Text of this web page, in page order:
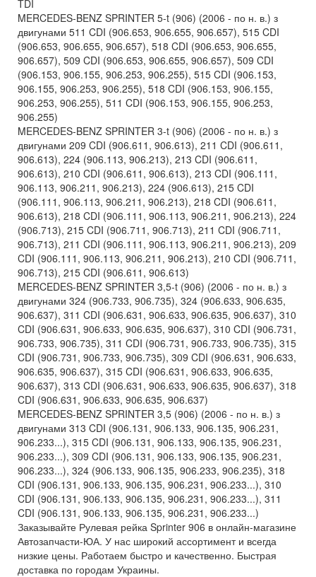
TDI
MERCEDES-BENZ SPRINTER 5-t (906) (2006 - по н. в.) з
двигунами 511 CDI (906.653, 906.655, 906.657), 515 CDI
(906.653, 906.655, 906.657), 518 CDI (906.653, 906.655,
906.657), 509 CDI (906.653, 906.655, 906.657), 509 CDI
(906.153, 906.155, 906.253, 906.255), 515 CDI (906.153,
906.155, 906.253, 906.255), 518 CDI (906.153, 906.155,
906.253, 906.255), 511 CDI (906.153, 906.155, 906.253,
906.255)
MERCEDES-BENZ SPRINTER 3-t (906) (2006 - по н. в.) з
двигунами 209 CDI (906.611, 906.613), 211 CDI (906.611,
906.613), 224 (906.113, 906.213), 213 CDI (906.611,
906.613), 210 CDI (906.611, 906.613), 213 CDI (906.111,
906.113, 906.211, 906.213), 224 (906.613), 215 CDI
(906.111, 906.113, 906.211, 906.213), 218 CDI (906.611,
906.613), 218 CDI (906.111, 906.113, 906.211, 906.213), 224
(906.713), 215 CDI (906.711, 906.713), 211 CDI (906.711,
906.713), 211 CDI (906.111, 906.113, 906.211, 906.213), 209
CDI (906.111, 906.113, 906.211, 906.213), 210 CDI (906.711,
906.713), 215 CDI (906.611, 906.613)
MERCEDES-BENZ SPRINTER 3,5-t (906) (2006 - по н. в.) з
двигунами 324 (906.733, 906.735), 324 (906.633, 906.635,
906.637), 311 CDI (906.631, 906.633, 906.635, 906.637), 310
CDI (906.631, 906.633, 906.635, 906.637), 310 CDI (906.731,
906.733, 906.735), 311 CDI (906.731, 906.733, 906.735), 315
CDI (906.731, 906.733, 906.735), 309 CDI (906.631, 906.633,
906.635, 906.637), 315 CDI (906.631, 906.633, 906.635,
906.637), 313 CDI (906.631, 906.633, 906.635, 906.637), 318
CDI (906.631, 906.633, 906.635, 906.637)
MERCEDES-BENZ SPRINTER 3,5 (906) (2006 - по н. в.) з
двигунами 313 CDI (906.131, 906.133, 906.135, 906.231,
906.233...), 315 CDI (906.131, 906.133, 906.135, 906.231,
906.233...), 309 CDI (906.131, 906.133, 906.135, 906.231,
906.233...), 324 (906.133, 906.135, 906.233, 906.235), 318
CDI (906.131, 906.133, 906.135, 906.231, 906.233...), 310
CDI (906.131, 906.133, 906.135, 906.231, 906.233...), 311
CDI (906.131, 906.133, 906.135, 906.231, 906.233...)
Заказывайте Рулевая рейка Sprinter 906 в онлайн-магазине
Автозапчасти-ЮА. У нас широкий ассортимент и всегда
низкие цены. Работаем быстро и качественно. Быстрая
доставка по городам Украины.